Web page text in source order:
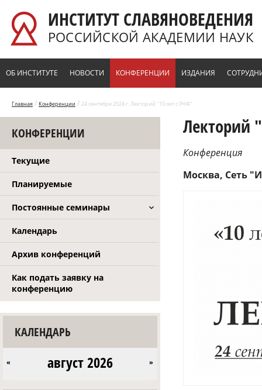
ИНСТИТУТ СЛАВЯНОВЕДЕНИЯ
РОССИЙСКОЙ АКАДЕМИИ НАУК
ОБ ИНСТИТУТЕ НОВОСТИ КОНФЕРЕНЦИИ ИЗДАНИЯ
Главная / Конференции / 24 сентября 2024 г. Лекторий "10 лет с РНФ"
КОНФЕРЕНЦИИ
Текущие
Планируемые
Постоянные семинары
Календарь
Архив конференций
Как подать заявку на
конференцию
КАЛЕНДАРЬ
август 2026
« »
Лекторий
Конференция
Москва, Сеть